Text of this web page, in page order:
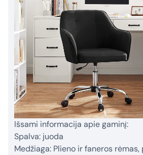
Išsami informacija apie gaminį:
Spalva: juoda
Medžiaga: Plieno ir faneros